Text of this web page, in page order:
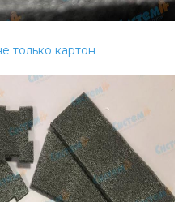
только картон